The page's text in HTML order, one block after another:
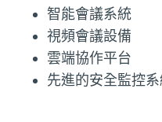
智能會議系統
視頻會議設備
雲端協作平台
先進的安全監控